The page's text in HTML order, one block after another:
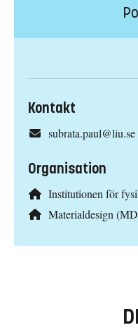
Kontakt
subrata.paul@liu.se
Organisation
Institutionen för
Materialdesign